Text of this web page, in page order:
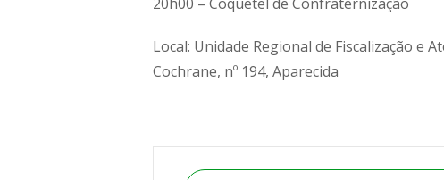
Local: Unidade Regional de Fiscalização e
Cochrane, nº 194, Aparecida